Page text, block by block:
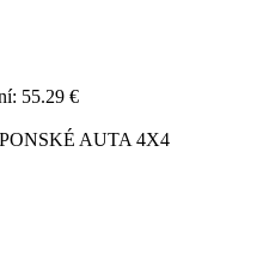
55.29 €
AUTA 4X4